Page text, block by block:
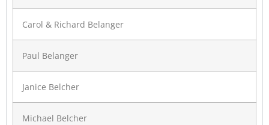
Carol & Richard Belanger
Paul Belanger
Janice Belcher
Michael Belcher